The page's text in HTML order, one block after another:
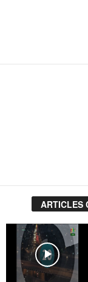
ARTICLES